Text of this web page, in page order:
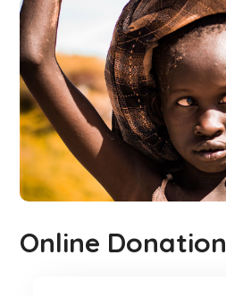
Online Donation